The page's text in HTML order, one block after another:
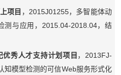
项目 ， 2015J01255，多智能体动
测与应用， 2015.04-2018.04，结
秀人才支持计划项目 ， 2013FJ-
知模型检测的可信Web服务形式化